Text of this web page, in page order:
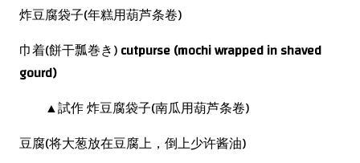
炸豆腐袋子(年糕用葫芦条卷)
巾着(餅干瓢巻き)cutpurse (mochi wrapped in shaved
gourd)
▲試作 炸豆腐袋子(南瓜用葫芦条卷)
豆腐(将大葱放在豆腐上，倒上少许酱油)